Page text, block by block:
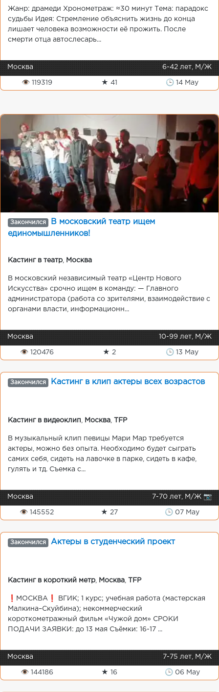
Жанр: драмеди Хронометраж: ≈30 минут Тема: парадокс
судьбы Идея: Стремление объяснить жизнь до конца
лишает человека возможности её прожить. После
смерти отца автослесарь...
Москва 6-42 лет, М/Ж
👁 119319 ★ 41 🕒 14 May
Закончился
В московский театр ищем
единомышленников!
Кастинг в театр Москва
В московский независимый театр «Центр Нового
Искусства» срочно ищем в команду: — Главного
администратора (работа со зрителями, взаимодействие с
органами власти, информационн...
Москва 10-99 лет, М/Ж
👁 120476 ★ 2 🕒 13 May
Закончился Кастинг в клип актеры всех возрастов
Кастинг в видеоклип Москва TFP
В музыкальный клип певицы Мари Мар требуется
актеры, можно без опыта. Необходимо будет сыграть
самих себя, сидеть на лавочке в парке, сидеть в кафе,
гулять и тд. Съемка с...
Москва 7-70 лет, М/Ж 📷
👁 145552 ★ 27 🕒 07 May
Закончился Актеры в студенческий проект
Кастинг в короткий метр Москва TFP
❗️МОСКВА❗️ ВГИК; 1 курс; учебная работа (мастерская
Малкина–Скуйбина); некоммерческий
короткометражный фильм «Чужой дом» СРОКИ
ПОДАЧИ ЗАЯВКИ: до 13 мая Съёмки: 16-17 ...
Москва 7-75 лет, М/Ж
👁 144186 ★ 16 🕒 06 May